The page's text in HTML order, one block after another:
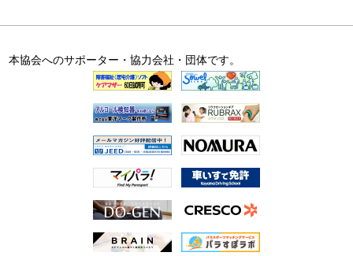
本協会へのサポーター・協力会社・団体です。